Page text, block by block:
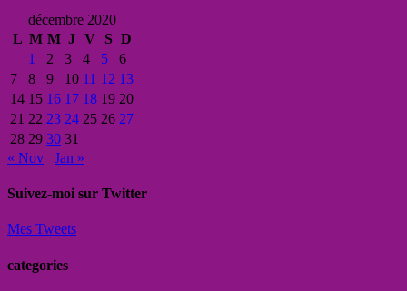
décembre 2020
L M M J V S D
1
2 3 4 5
6
7
8 9 10 11 12 13
14 15 16 17 18 19 20
21 22 23 24 25 26 27
28 29 30 31
« Nov
Jan »
Suivez-moi sur Twitter
Mes Tweets
categories